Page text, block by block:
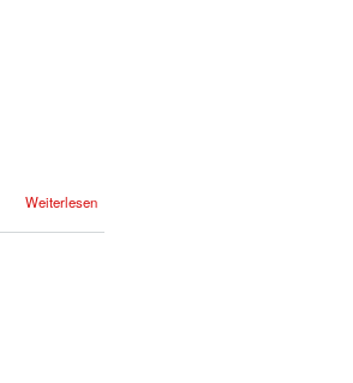
Weiterlesen